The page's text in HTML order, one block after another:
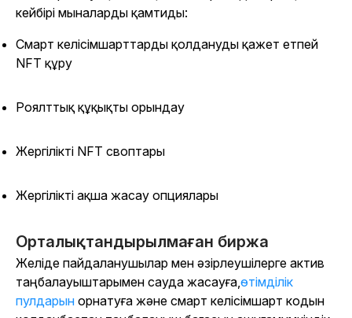
кейбірі мыналарды қамтиды:
Смарт келісімшарттарды қолдануды қажет етпей
NFT құру
Роялттық құқықты орындау
Жергілікті NFT своптары
Жергілікті ақша жасау опциялары
Орталықтандырылмаған биржа
Желіде пайдаланушылар мен әзірлеушілерге актив
таңбалауыштарымен сауда жасауға,өтімділік
пулдарын орнатуға және смарт келісімшарт кодын